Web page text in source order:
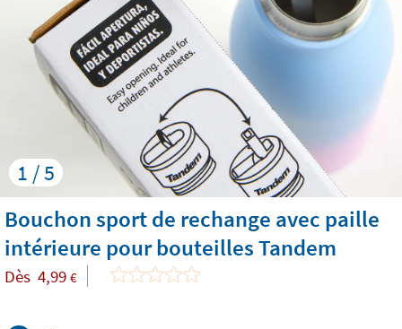
1 / 5
Bouchon sport de rechange avec paille
intérieure pour bouteilles Tandem
Dès 4,99 €